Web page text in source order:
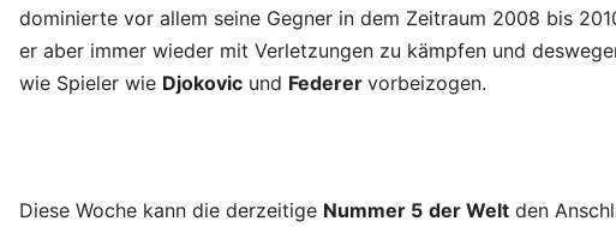
dominierte vor allem seine Gegner in dem Zeitraum 2008 bis
er aber immer wieder mit Verletzungen zu kämpfen und
wie Spieler wie Djokovic und Federer vorbeizogen.
Diese Woche kann die derzeitige Nummer 5 der Welt den